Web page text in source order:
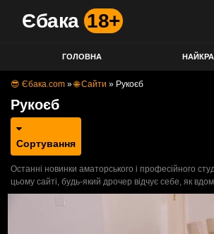
Єбака 18+
ГОЛОВНА
😎 Єбака.com »🌐 Сайти » Рукоєб
Рукоєб
Сортування
Останні новинки аматорського і професійного
цьому сайті, будь-який дрочер відчує себе, як